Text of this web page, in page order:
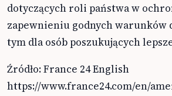
dotyczących roli państwa w
zapewnieniu godnych warunków
tym dla osób poszukujących
Źródło: France 24 English
https://www.france24.com/en/